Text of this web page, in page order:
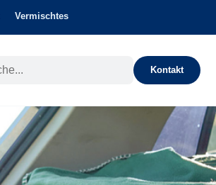
Vermischtes
Kontakt